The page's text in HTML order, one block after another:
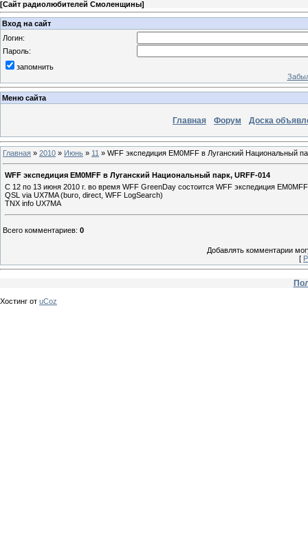
[Сайт радиолюбителей Смоленщины]
Вход на сайт
Логин:
Пароль:
запомнить
Меню сайта
Главная Форум Доска
Главная » 2010 » Июнь » 11 » WFF экспедиция EM0MFF в Луганский Национальный
WFF экспедиция EM0MFF в Луганский Национальный парк, URFF-014
С 12 по 13 июня 2010 г. во время WFF GreenDay состоится WFF экспедиция
QSL via UX7MA (buro, direct, WFF LogSearch)
TNX info UX7MA
Всего комментариев: 0
Добавлять комментарии
[
Хостинг от uCoz